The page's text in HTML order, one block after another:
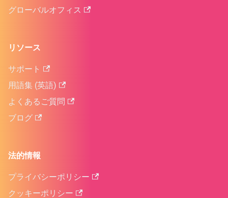
グローバルオフィス
リソース
サポート
用語集 (英語)
よくあるご質問
ブログ
法的情報
プライバシーポリシー
クッキーポリシー